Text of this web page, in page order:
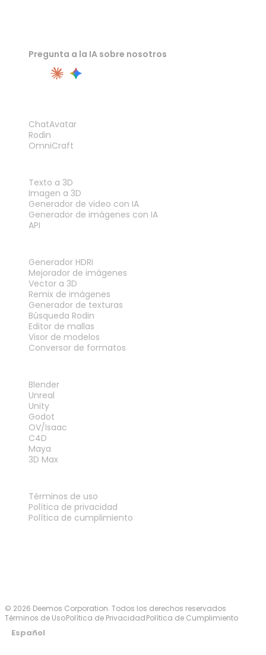
Pregunta a la IA sobre nosotros
ChatAvatar
Rodin
OmniCraft
Texto a 3D
Imagen a 3D
Generador de video con IA
Generador de imágenes con IA
API
Generador HDRI
Mejorador de imágenes
Vector a 3D
Remix de imágenes
Generador de texturas
Búsqueda Rodin
Editor de mallas
Visor de modelos
Conversor de formatos
Blender
Unreal
Unity
Godot
OV/Isaac
C4D
Maya
3D Max
Términos de uso
Política de privacidad
Política de cumplimiento
© 2026 Deemos Corporation. Todos los derechos reservados
Términos de UsoPolítica de PrivacidadPolítica de Cumplimiento
Español